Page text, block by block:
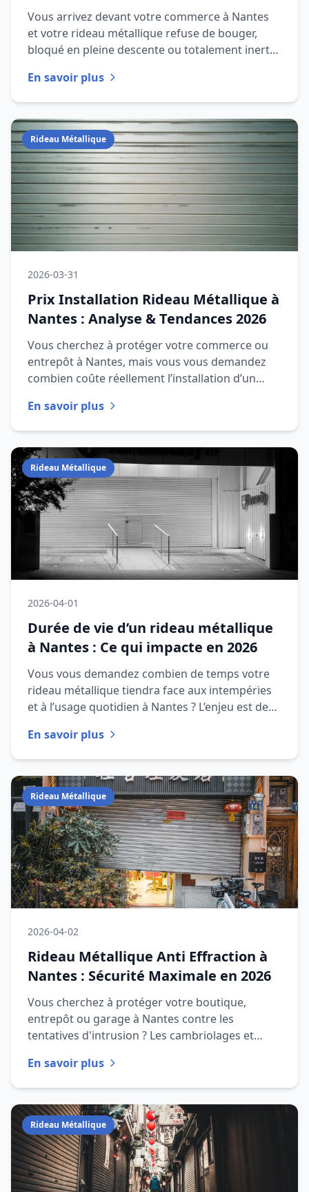
Vous arrivez devant votre commerce à Nantes
et votre rideau métallique refuse de bouger,
bloqué en pleine descente ou totalement inerte.
En savoir plus
Rideau Métallique
2026-03-31
Prix Installation Rideau Métallique à
Nantes : Analyse & Tendances 2026
Vous cherchez à protéger votre commerce ou
entrepôt à Nantes, mais vous vous demandez
combien coûte réellement l’installation d’un
En savoir plus
Rideau Métallique
2026-04-01
Durée de vie d’un rideau métallique
à Nantes : Ce qui impacte en 2026
Vous vous demandez combien de temps votre
rideau métallique tiendra face aux intempéries
et à l’usage quotidien à Nantes ? L’enjeu est de
En savoir plus
Rideau Métallique
2026-04-02
Rideau Métallique Anti Effraction à
Nantes : Sécurité Maximale en 2026
Vous cherchez à protéger votre boutique,
entrepôt ou garage à Nantes contre les
tentatives d'intrusion ? Les cambriolages et
En savoir plus
Rideau Métallique